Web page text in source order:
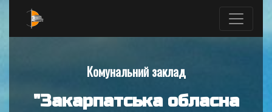
Комунальний заклад
"Закарпатська обласна